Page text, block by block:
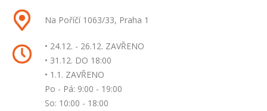
Na Poříčí 1063/33, Praha 1
• 24.12. - 26.12. ZAVŘENO
• 31.12. DO 18:00
• 1.1. ZAVŘENO
Po - Pá: 9:00 - 19:00
So: 10:00 - 18:00